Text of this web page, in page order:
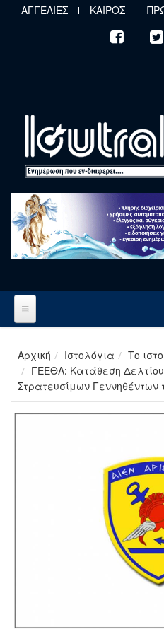
Παράκαμψη προς το κυρίως
ΑΓΓΕΛΙΕΣ ΚΑΙΡΟΣ
Αρχική Ιστολόγια
Το
ΓΕΕΘΑ: Κατάθεση
Στρατευσίμων Γεννηθέντων